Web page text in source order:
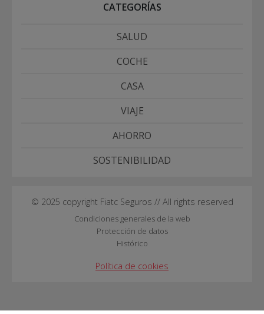
CATEGORÍAS
SALUD
COCHE
CASA
VIAJE
AHORRO
SOSTENIBILIDAD
© 2025 copyright Fiatc Seguros // All rights reserved
Condiciones generales de la web
Protección de datos
Histórico
Política de cookies